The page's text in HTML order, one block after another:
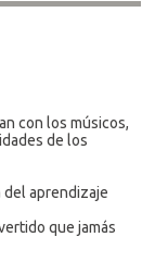
con los músicos,
de los
del aprendizaje
que jamás